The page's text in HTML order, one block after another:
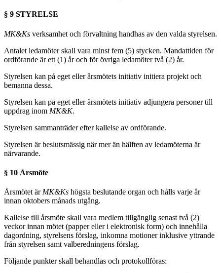
§ 9 STYRELSE
MK&Ks verksamhet och förvaltning handhas av den valda styrelsen.
Antalet ledamöter skall vara minst fem (5) stycken. Mandattiden för
ordförande är ett (1) år och för övriga ledamöter två (2) år.
Styrelsen kan på eget eller årsmötets initiativ initiera projekt och
bemanna dessa.
Styrelsen kan på eget eller årsmötets initiativ adjungera personer till
uppdrag inom MK&K.
Styrelsen sammanträder efter kallelse av ordförande.
Styrelsen är beslutsmässig när mer än hälften av ledamöterna är
närvarande.
§ 10 Årsmöte
Årsmötet är MK&Ks högsta beslutande organ och hålls varje år
innan oktobers månads utgång.
Kallelse till årsmöte skall vara medlem tillgänglig senast två (2)
veckor innan mötet (papper eller i elektronisk form) och innehålla
dagordning, styrelsens förslag, inkomna motioner inklusive yttrande
från styrelsen samt valberedningens förslag.
Följande punkter skall behandlas och protokollföras: